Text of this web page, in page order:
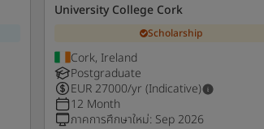
University College Cork
Scholarship
Cork, Ireland
Postgraduate
EUR 27000/yr (Indicative)
12 Month
ภาคการศึกษาใหม่: Sep 2026